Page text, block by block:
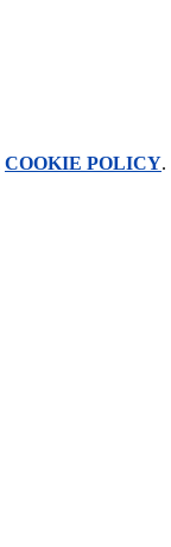
COOKIE POLICY.